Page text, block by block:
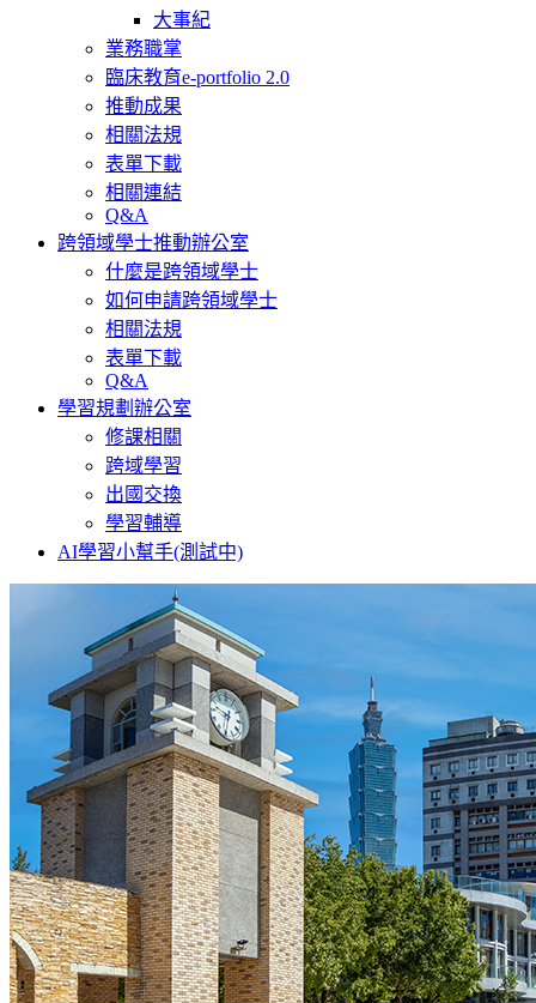
大事紀
業務職掌
臨床教育e-portfolio 2.0
推動成果
相關法規
表單下載
相關連結
Q&A
跨領域學士推動辦公室
什麼是跨領域學士
如何申請跨領域學士
相關法規
表單下載
Q&A
學習規劃辦公室
修課相關
跨域學習
出國交換
學習輔導
AI學習小幫手(測試中)